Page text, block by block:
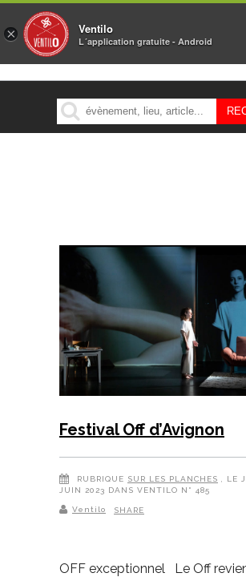
MENU
Festival Off d’Avignon
RUBRIQUE SUR LES PLANCHES , LE
JUIN 2023 DANS VENTILO N° 485
Ventilo SHARE
OFF exceptionnel Le Off
× Ventilo
L´application gratuite - Android